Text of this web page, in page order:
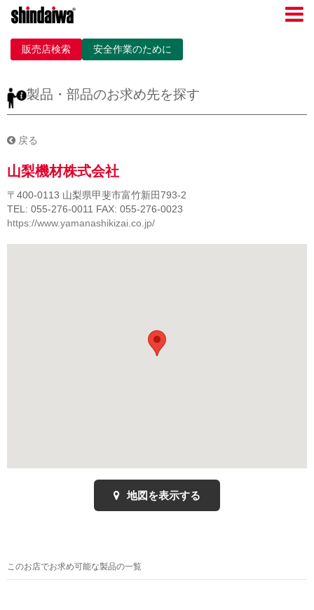
販売店検索 安全作業のために
製品・部品のお求め先を探す
戻る
山梨機材株式会社
〒400-0113 山梨県甲斐市富竹新田793-2
TEL: 055-276-0011 FAX: 055-276-0023
https://www.yamanashikizai.co.jp/
地図を表示する
このお店でお求め可能な製品の一覧